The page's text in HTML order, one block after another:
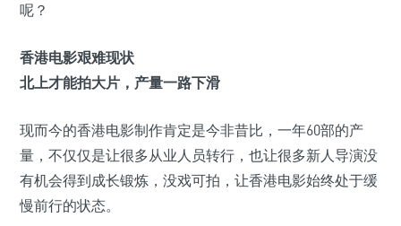
呢？
香港电影艰难现状
北上才能拍大片，产量一路下滑
现而今的香港电影制作肯定是今非昔比，一年60部的产
量，不仅仅是让很多从业人员转行，也让很多新人导演没
有机会得到成长锻炼，没戏可拍，让香港电影始终处于缓
慢前行的状态。